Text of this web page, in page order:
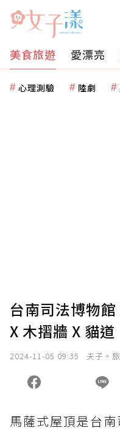
美食旅遊 愛漂亮
心理測驗 陸劇
台南司法博物
X 木摺牆 X 貓道
2024-11-05 09:35 夫子。
馬薩式屋頂是台